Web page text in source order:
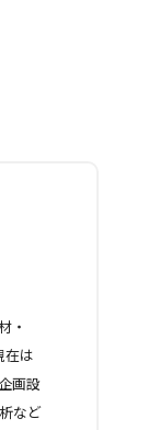
・
在は
画設
など